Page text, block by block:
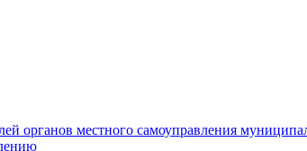
органов местного самоуправления